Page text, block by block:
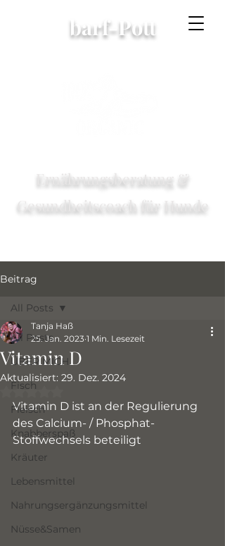
barf-Pott
Ernährungsberatung &
Gesundheitscoach für Hunde
Beitrag
All Posts
ÜBER MICH
Fisch
Fleisch
Knabberspaß
Kräuter
Lebensmittel
Nahrungsergänzungsmittel
Nüsse&Samen
All Posts
Vitamin D
Tanja Haß
25. Jan. 2023 1 Min. Lesezeit
Aktualisiert: 29. Dez. 2024
Mit NaN von 5 Sternen bewertet.
Vitamin D ist an der Regulierung
des Calcium- / Phosphat-
Stoffwechsels beteiligt